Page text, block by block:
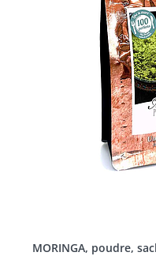
MORINGA, poudre,